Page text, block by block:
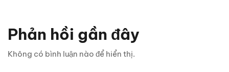
Chỉ 1 sợi cáp, Android Box Santek ST830 lột xác hoàn
toàn màn hình zin ô tô!
Phản hồi gần đây
Không có bình luận nào để hiển thị.